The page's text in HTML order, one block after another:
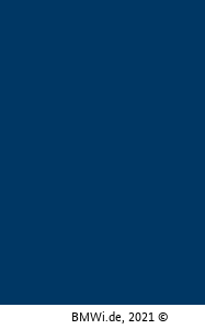
BMWi.de, 2021 ©